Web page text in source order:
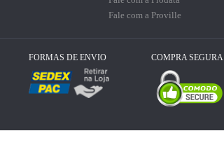
Fale com a Proville
FORMAS DE ENVIO COMPRA SEGURA